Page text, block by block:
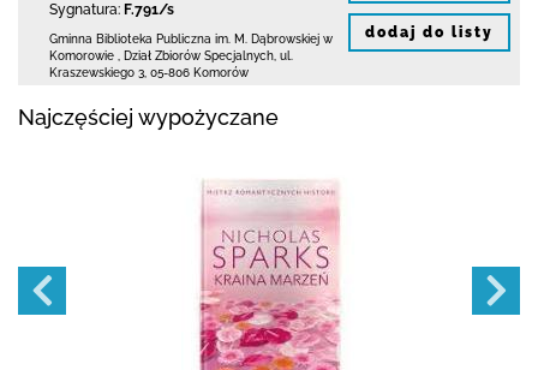
Sygnatura: F.791/s
Gminna Biblioteka Publiczna im. M. Dąbrowskiej w
Komorowie
Dział Zbiorów Specjalnych, ul.
Kraszewskiego 3 05-806 Komorów
dodaj do listy
Najczęściej wypożyczane